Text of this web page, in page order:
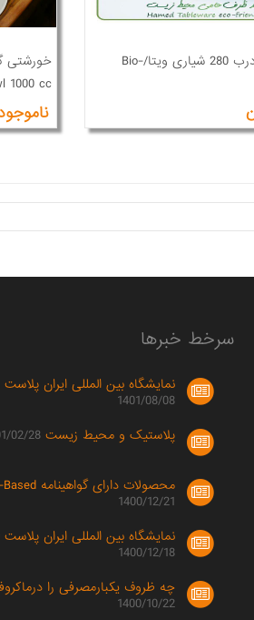
1000 cc
خورشتی با درب 280 شیاری ویتا/Bio-
سرخط خبرها
نمایشگاه بین المللی ایران پلاست 1401
1401/08/08
پلاستیک و محیط زیست 02/28
محصولات دارای گواهینامه Ok Bio-Based
1400/12/21
نمایشگاه بین المللی ایران پلاست 1400
1400/12/18
چه ظروف یکبارمصرفی را
1400/10/22